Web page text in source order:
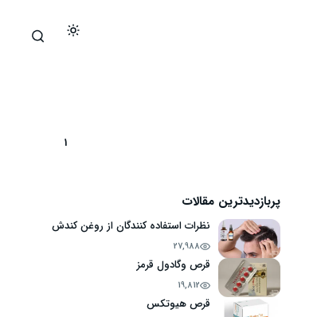
1
پربازدیدترین مقالات
نظرات استفاده کنندگان از روغن کندش
27,988
قرص وگادول قرمز
19,812
قرص هیوتکس